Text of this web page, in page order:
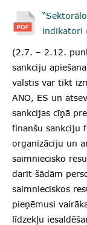
indikatori
(2.7. – 2.12.
sankciju
valstis var tikt
ANO, ES un
sankcijas cīņā
finanšu sankciju
organizāciju un
saimniecisko
darīt šādām
saimnieciskos
pieņēmusi
līdzekļu